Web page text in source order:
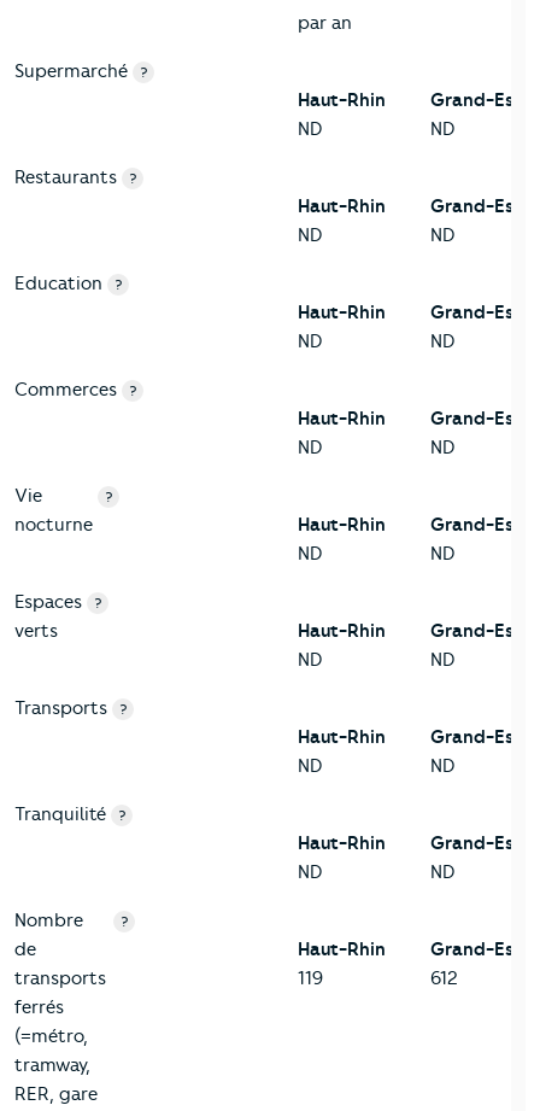
par an
Supermarché ?
Haut-Rhin
ND
Grand-Est
ND
Restaurants ?
Haut-Rhin
ND
Grand-Est
ND
Education ?
Haut-Rhin
ND
Grand-Est
ND
Commerces ?
Haut-Rhin
ND
Grand-Est
ND
Vie
nocturne
?
Haut-Rhin
ND
Grand-Est
ND
Espaces
verts
?
Haut-Rhin
ND
Grand-Est
ND
Transports ?
Haut-Rhin
ND
Grand-Est
ND
Tranquilité ?
Haut-Rhin
ND
Grand-Est
ND
Nombre
de
transports
ferrés
(=métro,
tramway,
RER, gare
?
Haut-Rhin
119
Grand-Est
612